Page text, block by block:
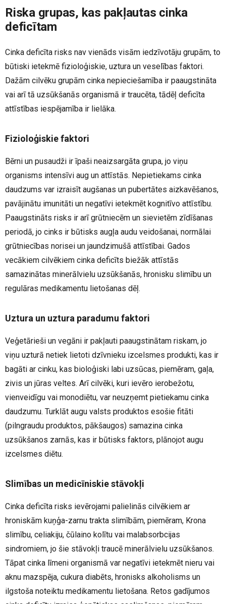
Riska grupas, kas pakļautas cinka
deficītam
Cinka deficīta risks nav vienāds visām iedzīvotāju grupām, to
būtiski ietekmē fizioloģiskie, uztura un veselības faktori.
Dažām cilvēku grupām cinka nepieciešamība ir paaugstināta
vai arī tā uzsūkšanās organismā ir traucēta, tādēļ deficīta
attīstības iespējamība ir lielāka.
Fizioloģiskie faktori
Bērni un pusaudži ir īpaši neaizsargāta grupa, jo viņu
organisms intensīvi aug un attīstās. Nepietiekams cinka
daudzums var izraisīt augšanas un pubertātes aizkavēšanos,
pavājinātu imunitāti un negatīvi ietekmēt kognitīvo attīstību.
Paaugstināts risks ir arī grūtniecēm un sievietēm zīdīšanas
periodā, jo cinks ir būtisks augļa audu veidošanai, normālai
grūtniecības norisei un jaundzimušā attīstībai. Gados
vecākiem cilvēkiem cinka deficīts biežāk attīstās
samazinātas minerālvielu uzsūkšanās, hronisku slimību un
regulāras medikamentu lietošanas dēļ.
Uztura un uztura paradumu faktori
Veģetārieši un vegāni ir pakļauti paaugstinātam riskam, jo
viņu uzturā netiek lietoti dzīvnieku izcelsmes produkti, kas ir
bagāti ar cinku, kas bioloģiski labi uzsūcas, piemēram, gaļa,
zivis un jūras veltes. Arī cilvēki, kuri ievēro ierobežotu,
vienveidīgu vai monodiētu, var neuzņemt pietiekamu cinka
daudzumu. Turklāt augu valsts produktos esošie fitāti
(pilngraudu produktos, pākšaugos) samazina cinka
uzsūkšanos zarnās, kas ir būtisks faktors, plānojot augu
izcelsmes diētu.
Slimības un medicīniskie stāvokļi
Cinka deficīta risks ievērojami palielinās cilvēkiem ar
hroniskām kuņģa-zarnu trakta slimībām, piemēram, Krona
slimību, celiakiju, čūlaino kolītu vai malabsorbcijas
sindromiem, jo šie stāvokļi traucē minerālvielu uzsūkšanos.
Tāpat cinka līmeni organismā var negatīvi ietekmēt nieru vai
aknu mazspēja, cukura diabēts, hronisks alkoholisms un
ilgstoša noteiktu medikamentu lietošana. Retos gadījumos